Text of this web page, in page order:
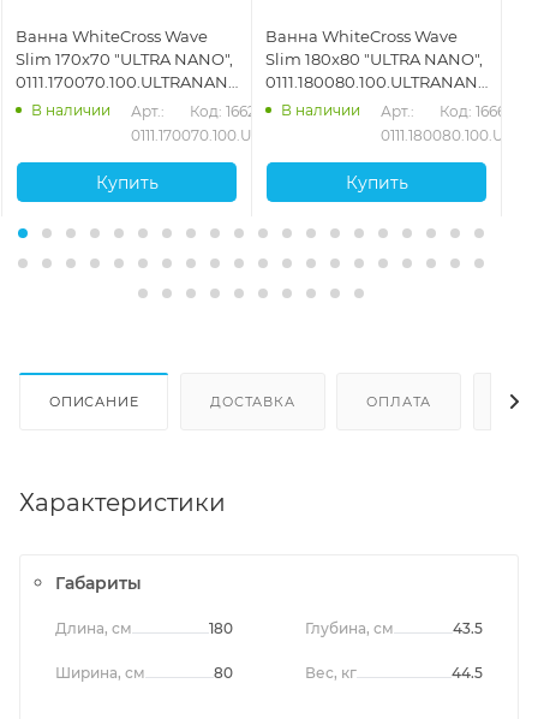
Ванна WhiteCross Wave
Slim 170x70 "ULTRA NANO",
0111.170070.100.ULTRANANO.CR,
белый
В наличии
Арт.:
0111.170070.100.ULTRANANO.CR
Код: 16627
Купить
Ванна WhiteCross Wave
Slim 180x80 "ULTRA NANO",
0111.180080.100.ULTRANANO.CR,
белый
В наличии
Арт.:
Код: 16661
Купить
ОПИСАНИЕ ДОСТАВКА ОПЛАТА
Характеристики
Габариты
Длина, см 180
Ширина, см 80
Глубина, см 43.5
Вес, кг 44.5